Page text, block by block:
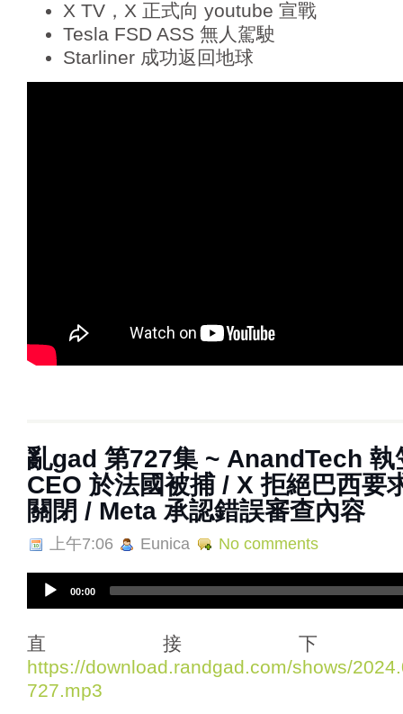
X TV，X 正式向 youtube 宣戰
Tesla FSD ASS 無人駕駛
Starliner 成功返回地球
亂‌‌‌gad‌‌‌ ‌‌‌‌‌第‌‌‌727集 ~ AnandTech
CEO 於法國被捕 / X 拒絕巴西要
關閉 / Meta 承認錯誤審查內容
上午7:06 Eunica No comments
i
o
P
l
00:00
直接
https://download.randgad.com/shows/
727.mp3